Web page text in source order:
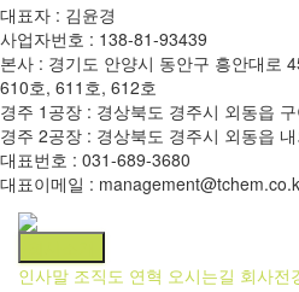
대표자 : 김윤경
사업자번호 : 138-81-93439
본사 : 경기도 안양시 동안구 흥안대로
610호, 611호, 612호
경주 1공장 : 경상북도 경주시 외동읍
경주 2공장 : 경상북도 경주시 외동읍
대표번호 : 031-689-3680
대표이메일 :
인사말 조직도 연혁 오시는길 회사전